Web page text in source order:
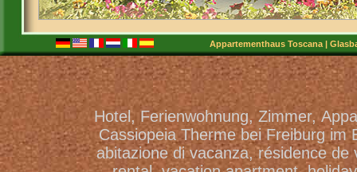
Appartementhaus Toscana |
Hotel, Ferienwohnung, Zimmer,
Cassiopeia Therme bei Freiburg im
abitazione di vacanza, résidence